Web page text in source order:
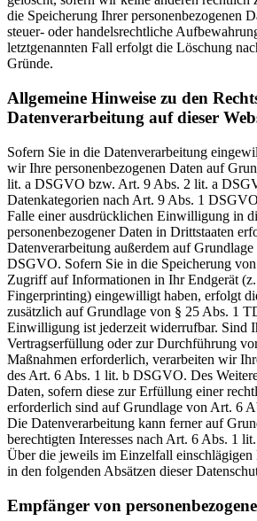
die Speicherung Ihrer personenbezogenen
steuer- oder handelsrechtliche
letztgenannten Fall erfolgt die Löschung
Gründe.
Allgemeine Hinweise zu den
Datenverarbeitung auf dieser
Sofern Sie in die Datenverarbeitung
wir Ihre personenbezogenen Daten auf
lit. a DSGVO bzw. Art. 9 Abs. 2 lit. a
Datenkategorien nach Art. 9 Abs. 1
Falle einer ausdrücklichen Einwilligung in
personenbezogener Daten in Drittstaaten
Datenverarbeitung außerdem auf
DSGVO. Sofern Sie in die Speicherung
Zugriff auf Informationen in Ihr Endgerät
Fingerprinting) eingewilligt haben, erfolgt
zusätzlich auf Grundlage von § 25 Abs. 1
Einwilligung ist jederzeit widerrufbar. Sind
Vertragserfüllung oder zur Durchführung
Maßnahmen erforderlich, verarbeiten wir
des Art. 6 Abs. 1 lit. b DSGVO. Des
Daten, sofern diese zur Erfüllung einer
erforderlich sind auf Grundlage von Art. 6
Die Datenverarbeitung kann ferner auf
berechtigten Interesses nach Art. 6 Abs. 1
Über die jeweils im Einzelfall einschlägigen
in den folgenden Absätzen dieser
Empfänger von